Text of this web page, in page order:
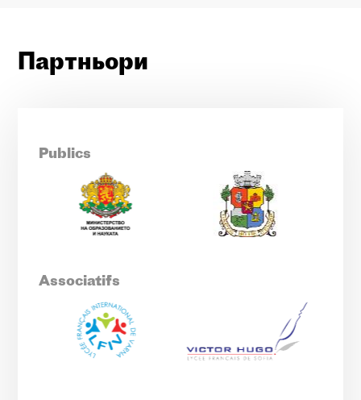
Партньори
Publics
Associatifs